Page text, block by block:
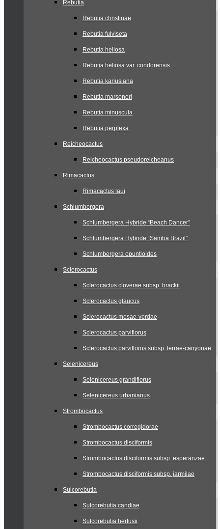
Rebutia
Rebutia christinae
Rebutia fulviseta
Rebutia heliosa
Rebutia heliosa var. condorensis
Rebutia kariusiana
Rebutia marsoneri
Rebutia minuscula
Rebutia perplexa
Reicheocactus
Reicheocactus pseudoreicheanus
Rimacactus
Rimacactus laui
Schlumbergera
Schlumbergera Hybride “Beach Dancer”
Schlumbergera Hybride “Samba Brazil”
Schlumbergera opuntioides
Sclerocactus
Sclerocactus cloverae subsp. brackii
Sclerocactus glaucus
Sclerocactus mesae-verdae
Sclerocactus parviflorus
Sclerocactus parviflorus subsp. terrae-canyonae
Selenicereus
Selenicereus grandiflorus
Selenicereus urbanianus
Strombocactus
Strombocactus corregidorae
Strombocactus disciformis
Strombocactus disciformis subsp. esperanzae
Strombocactus disciformis subsp. jarmilae
Sulcorebutia
Sulcorebutia candiae
Sulcorebutia hertusii